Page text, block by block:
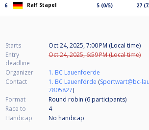
6 Ralf Stapel 5 (0/5) 27
Starts
Oct 24, 2025, 7:00 PM (Local time)
Entry
deadline
Oct 24, 2025, 6:59 PM (Local time)
Organizer
1. BC Lauenfoerde
Contact
1. BC Lauenförde (Sportwart@bc-
7805827)
Format
Round robin (6 participants)
Race to
4
Handicap
No handicap